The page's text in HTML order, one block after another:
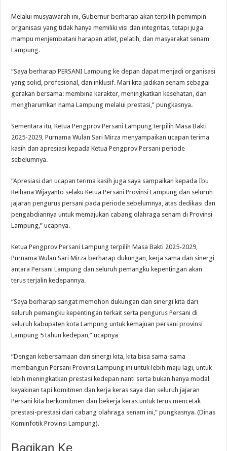
Melalui musyawarah ini, Gubernur berharap akan terpilih pemimpin
organisasi yang tidak hanya memiliki visi dan integritas, tetapi juga
mampu menjembatani harapan atlet, pelatih, dan masyarakat senam
Lampung.
“Saya berharap PERSANI Lampung ke depan dapat menjadi organisasi
yang solid, profesional, dan inklusif. Mari kita jadikan senam sebagai
gerakan bersama: membina karakter, meningkatkan kesehatan, dan
mengharumkan nama Lampung melalui prestasi,” pungkasnya.
Sementara itu, Ketua Pengprov Persani Lampung terpilih Masa Bakti
2025-2029, Purnama Wulan Sari Mirza menyampaikan ucapan terima
kasih dan apresiasi kepada Ketua Pengprov Persani periode
sebelumnya.
“Apresiasi dan ucapan terima kasih juga saya sampaikan kepada Ibu
Reihana Wijayanto selaku Ketua Persani Provinsi Lampung dan seluruh
jajaran pengurus persani pada periode sebelumnya, atas dedikasi dan
pengabdiannya untuk memajukan cabang olahraga senam di Provinsi
Lampung,” ucapnya.
Ketua Pengprov Persani Lampung terpilih Masa Bakti 2025-2029,
Purnama Wulan Sari Mirza berharap dukungan, kerja sama dan sinergi
antara Persani Lampung dan seluruh pemangku kepentingan akan
terus terjalin kedepannya.
“Saya berharap sangat memohon dukungan dan sinergi kita dari
seluruh pemangku kepentingan terkait serta pengurus Persani di
seluruh kabupaten kota Lampung untuk kemajuan persani provinsi
Lampung 5 tahun kedepan,” ucapnya
“Dengan kebersamaan dan sinergi kita, kita bisa sama-sama
membangun Persani Provinsi Lampung ini untuk lebih maju lagi, untuk
lebih meningkatkan prestasi kedepan nanti serta bukan hanya modal
keyakinan tapi komitmen dan kerja keras saya dan seluruh jajaran
Persani kita berkomitmen dan bekerja keras untuk terus mencetak
prestasi-prestasi dari cabang olahraga senam ini,” pungkasnya. (Dinas
Kominfotik Provinsi Lampung).
Bagikan Ke